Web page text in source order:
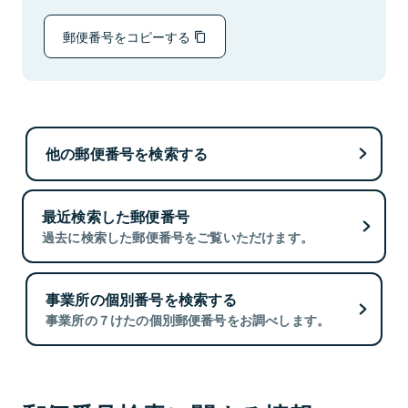
郵便番号をコピーする
他の郵便番号を検索する
最近検索した郵便番号
過去に検索した郵便番号をご覧いただけます。
事業所の個別番号を検索する
事業所の７けたの個別郵便番号をお調べします。